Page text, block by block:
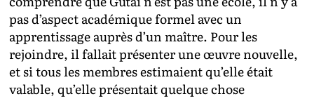
pas d’aspect académique formel avec un
apprentissage auprès d’un maître. Pour les
rejoindre, il fallait présenter une œuvre nouvelle,
et si tous les membres estimaient qu’elle était
valable, qu’elle présentait quelque chose